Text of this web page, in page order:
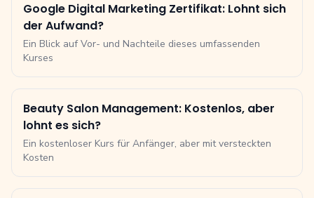
Google Digital Marketing Zertifikat: Lohnt sich
der Aufwand?
Ein Blick auf Vor- und Nachteile dieses umfassenden
Kurses
Beauty Salon Management: Kostenlos, aber
lohnt es sich?
Ein kostenloser Kurs für Anfänger, aber mit versteckten
Kosten